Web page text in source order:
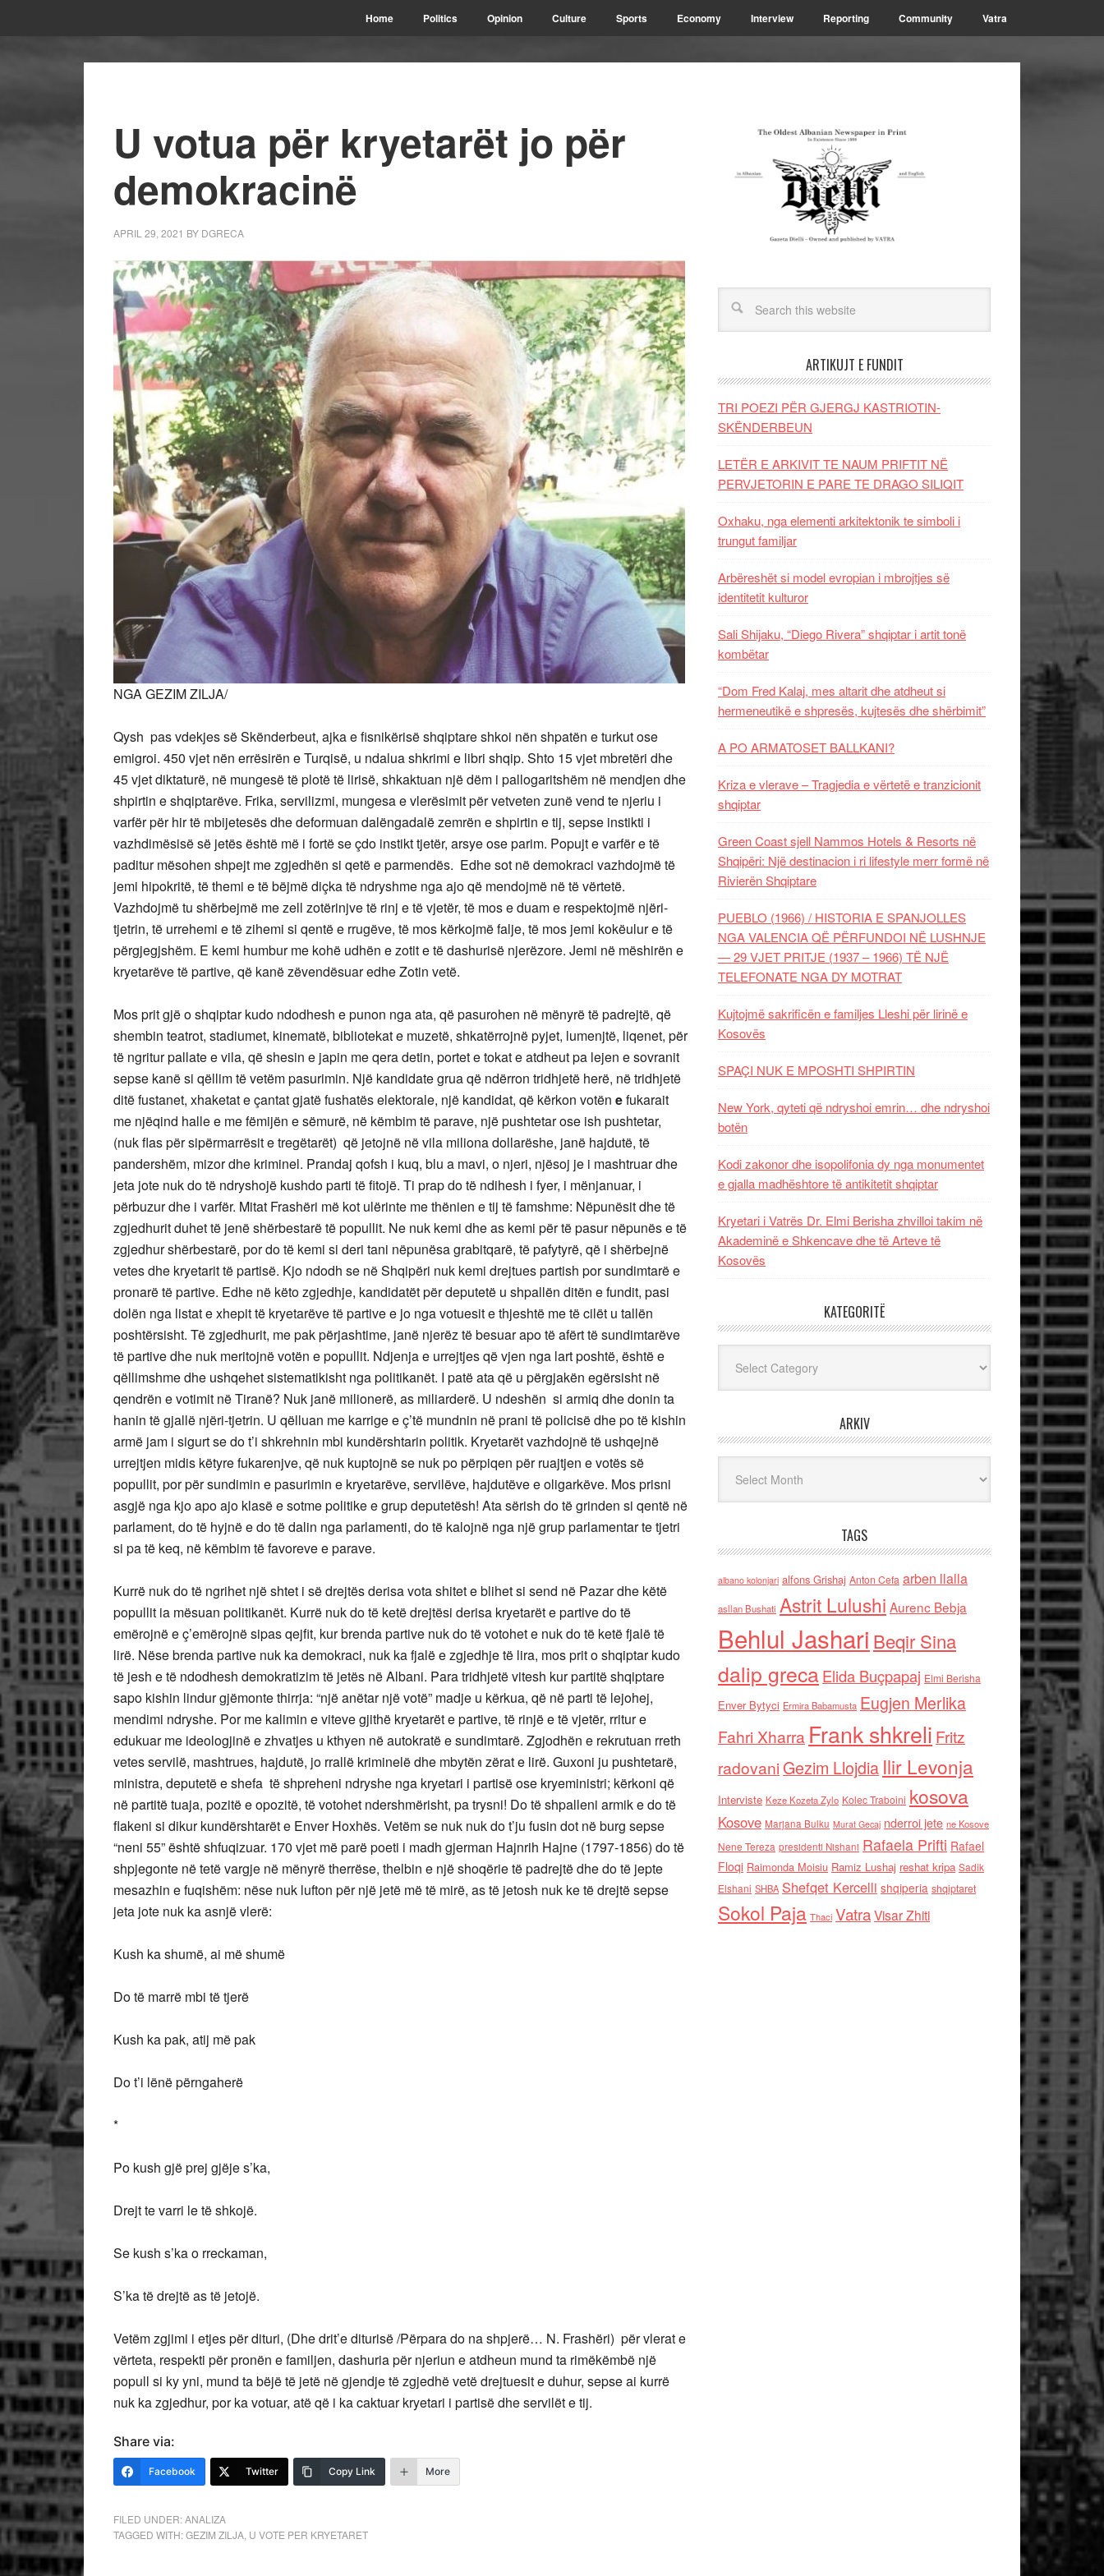
Home Politics Opinion Culture Sports Economy Interview Reporting Community Vatra
U votua për kryetarët jo për
demokracinë
APRIL 29, 2021 BY DGRECA
NGA GEZIM ZILJA/
Qysh pas vdekjes së Skënderbeut, ajka e fisnikërisë shqiptare shkoi nën shpatën e turkut ose
emigroi. 450 vjet nën errësirën e Turqisë, u ndalua shkrimi e libri shqip. Shto 15 vjet mbretëri dhe
45 vjet diktaturë, në mungesë të plotë të lirisë, shkaktuan një dëm i pallogaritshëm në mendjen dhe
shpirtin e shqiptarëve. Frika, servilizmi, mungesa e vlerësimit për vetveten zunë vend te njeriu i
varfër për hir të mbijetesës dhe deformuan dalëngadalë zemrën e shpirtin e tij, sepse instikti i
vazhdimësisë së jetës është më i fortë se çdo instikt tjetër, arsye ose parim. Popujt e varfër e të
paditur mësohen shpejt me zgjedhën si qetë e parmendës. Edhe sot në demokraci vazhdojmë të
jemi hipokritë, të themi e të bëjmë diçka të ndryshme nga ajo që mendojmë në të vërtetë.
Vazhdojmë tu shërbejmë me zell zotërinjve të rinj e të vjetër, të mos e duam e respektojmë njëri-
tjetrin, të urrehemi e të zihemi si qentë e rrugëve, të mos kërkojmë falje, të mos jemi kokëulur e të
përgjegjshëm. E kemi humbur me kohë udhën e zotit e të dashurisë njerëzore. Jemi në mëshirën e
kryetarëve të partive, që kanë zëvendësuar edhe Zotin vetë.
Mos prit gjë o shqiptar kudo ndodhesh e punon nga ata, që pasurohen në mënyrë të padrejtë, që
shembin teatrot, stadiumet, kinematë, bibliotekat e muzetë, shkatërrojnë pyjet, lumenjtë, liqenet, për
të ngritur pallate e vila, që shesin e japin me qera detin, portet e tokat e atdheut pa lejen e sovranit
sepse kanë si qëllim të vetëm pasurimin. Një kandidate grua që ndërron tridhjetë herë, në tridhjetë
ditë fustanet, xhaketat e çantat gjatë fushatës elektorale, një kandidat, që kërkon votën efukarait
me njëqind halle e me fëmijën e sëmurë, në këmbim të parave, një pushtetar ose ish pushtetar,
(nuk flas për sipërmarrësit e tregëtarët) që jetojnë në vila miliona dollarëshe, janë hajdutë, të
pandershëm, mizor dhe kriminel. Prandaj qofsh i kuq, blu a mavi, o njeri, njësoj je i mashtruar dhe
jeta jote nuk do të ndryshojë kushdo parti të fitojë. Ti prap do të ndihesh i fyer, i mënjanuar, i
përbuzur dhe i varfër. Mitat Frashëri më kot ulërinte me thënien e tij të famshme: Nëpunësit dhe të
zgjedhurit duhet të jenë shërbestarë të popullit. Ne nuk kemi dhe as kemi për të pasur nëpunës e të
zgjedhur shërbestarë, por do të kemi si deri tani nëpunësa grabitqarë, të pafytyrë, që i shërbejnë
vetes dhe kryetarit të partisë. Kjo ndodh se në Shqipëri nuk kemi drejtues partish por sundimtarë e
pronarë të partive. Edhe në këto zgjedhje, kandidatët për deputetë u shpallën ditën e fundit, pasi
dolën nga listat e xhepit të kryetarëve të partive e jo nga votuesit e thjeshtë me të cilët u tallën
poshtërsisht. Të zgjedhurit, me pak përjashtime, janë njerëz të besuar apo të afërt të sundimtarëve
të partive dhe nuk meritojnë votën e popullit. Ndjenja e urrejtjes që vjen nga lart poshtë, është e
qëllimshme dhe ushqehet sistematikisht nga politikanët. I patë ata që u përgjakën egërsisht në
qendrën e votimit në Tiranë? Nuk janë milionerë, as miliarderë. U ndeshën si armiq dhe donin ta
hanin të gjallë njëri-tjetrin. U qëlluan me karrige e ç’të mundnin në prani të policisë dhe po të kishin
armë jam i sigurt se do t’i shkrehnin mbi kundërshtarin politik. Kryetarët vazhdojnë të ushqejnë
urrejtjen midis këtyre fukarenjve, që nuk kuptojnë se nuk po përpiqen për ruajtjen e votës së
popullit, por për sundimin e pasurimin e kryetarëve, servilëve, hajdutëve e oligarkëve. Mos prisni
asgjë nga kjo apo ajo klasë e sotme politike e grup deputetësh! Ata sërish do të grinden si qentë në
parlament, do të hyjnë e do të dalin nga parlamenti, do të kalojnë nga një grup parlamentar te tjetri
si pa të keq, në këmbim të favoreve e parave.
Kurrë nuk do të ngrihet një shtet i së drejtës derisa vota shitet e blihet si send në Pazar dhe këtë
popullit ia mësuan politikanët. Kurrë nuk do të ketë drejtësi derisa kryetarët e partive do të
emërojnë e ç’emërojnë sipas qejfit, kur brenda partive nuk do të votohet e nuk do të ketë fjalë të
lirë. Nëse brenda partive nuk ka demokraci, nuk ka fjalë e zgjedhje të lira, mos prit o shqiptar kudo
të jesh e të ndodhesh demokratizim të jetës në Albani. Para tridhjetë vitesh kur partitë shqiptare
sapo kishin lindur gjëmonte thirrja: “një anëtar një votë” madje u kërkua, që në parti të lejohej,
mendimi ndryshe. Por me kalimin e viteve gjithë kryetarët e partive, të rinjë e të vjetër, rritur e
edukuar me ideologjinë e zhvatjes u kthyen në autokratë e sundimtarë. Zgjodhën e rekrutuan rreth
vetes servilë, mashtrues, hajdutë, jo rrallë kriminelë dhe mbytën zërat e lirë. Guxoni ju pushtetarë,
ministra, deputetë e shefa të shpreheni ndryshe nga kryetari i partisë ose kryeministri; kërkoni që
në partitë tuaja, pozitë e opozitë, të votohet ndershmërisht, pa trysni! Do të shpalleni armik e do të
flakeni si dikur kundërshtarët e Enver Hoxhës. Vetëm se nuk nuk do t’ju fusin dot në burg sepse
“neni 55” është shfuqizuar. 170 vjet më parë poeti i madh gjerman Hajnrih Hajne (1797-1856) do të
shpjegonte në tetë vargje në mënyrë therrëse, thelbin e një shoqërie të padrejtë dhe do të jepte
mesazhin e fuqishëm: nëse nuk lufton për një jetë më të mirë, as të jetosh nuk ke të drejtë sepse
jeta jote nuk ka asnjë vlerë:
Kush ka shumë, ai më shumë
Do të marrë mbi të tjerë
Kush ka pak, atij më pak
Do t’i lënë përngaherë
*
Po kush gjë prej gjëje s’ka,
Drejt te varri le të shkojë.
Se kush s’ka o rreckaman,
S’ka të drejtë as të jetojë.
Vetëm zgjimi i etjes për dituri, (Dhe drit’e diturisë /Përpara do na shpjerë… N. Frashëri) për vlerat e
vërteta, respekti për pronën e familjen, dashuria për njeriun e atdheun mund ta rimëkëmbë një
popull si ky yni, mund ta bëjë të jetë në gjendje të zgjedhë vetë drejtuesit e duhur, sepse ai kurrë
nuk ka zgjedhur, por ka votuar, atë që i ka caktuar kryetari i partisë dhe servilët e tij.
Share via:
Facebook Twitter Copy Link More
FILED UNDER:ANALIZA
TAGGED WITH:GEZIM ZILJA U VOTE PER KRYETARET
ARTIKUJT E FUNDIT
TRI POEZI PËR GJERGJ KASTRIOTIN-
SKËNDERBEUN
LETËR E ARKIVIT TE NAUM PRIFTIT NË
PERVJETORIN E PARE TE DRAGO SILIQIT
Oxhaku, nga elementi arkitektonik te simboli i
trungut familjar
Arbëreshët si model evropian i mbrojtjes së
identitetit kulturor
Sali Shijaku, “Diego Rivera” shqiptar i artit tonë
kombëtar
“Dom Fred Kalaj, mes altarit dhe atdheut si
hermeneutikë e shpresës, kujtesës dhe shërbimit”
A PO ARMATOSET BALLKANI?
Kriza e vlerave – Tragjedia e vërtetë e tranzicionit
shqiptar
Green Coast sjell Nammos Hotels & Resorts në
Shqipëri: Një destinacion i ri lifestyle merr formë në
Rivierën Shqiptare
PUEBLO (1966) / HISTORIA E SPANJOLLES
NGA VALENCIA QË PËRFUNDOI NË LUSHNJE
— 29 VJET PRITJE (1937 – 1966) TË NJË
TELEFONATE NGA DY MOTRAT
Kujtojmë sakrificën e familjes Lleshi për lirinë e
Kosovës
SPAÇI NUK E MPOSHTI SHPIRTIN
New York, qyteti që ndryshoi emrin… dhe ndryshoi
botën
Kodi zakonor dhe isopolifonia dy nga monumentet
e gjalla madhështore të antikitetit shqiptar
Kryetari i Vatrës Dr. Elmi Berisha zhvilloi takim në
Akademinë e Shkencave dhe të Arteve të
Kosovës
KATEGORITË
ARKIV
TAGS
albano kolonjari alfons Grishaj Anton Cefa arben llalla
asllan Bushati Astrit Lulushi Aurenc Bebja
Behlul Jashari Beqir Sina
dalip grecaElida Buçpapaj Elmi Berisha
Enver Bytyci Ermira Babamusta Eugjen Merlika
Fahri Xharra Frank shkreli Fritz
radovaniGezim Llojdia Ilir Levonja
Interviste Keze Kozeta Zylo Kolec Traboini kosova
Kosove Marjana Bulku Murat Gecaj nderroi jete ne Kosove
Nene Tereza presidenti Nishani Rafaela Prifti Rafael
Floqi Raimonda Moisiu Ramiz Lushaj reshat kripa Sadik
Elshani SHBA Shefqet Kercelli shqiperia shqiptaret
Sokol Paja Thaci VatraVisar Zhiti